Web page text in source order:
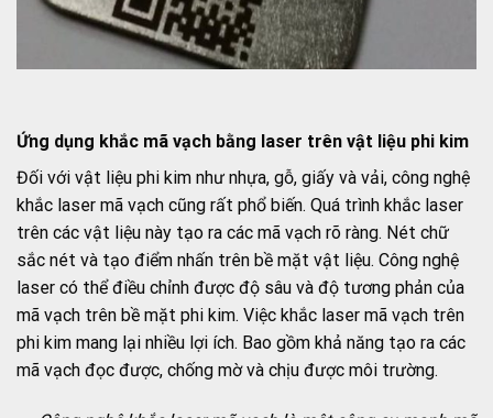
Ứng dụng khắc mã vạch bằng laser trên vật liệu phi kim
Đối với vật liệu phi kim như nhựa, gỗ, giấy và vải, công nghệ
khắc laser mã vạch cũng rất phổ biến. Quá trình khắc laser
trên các vật liệu này tạo ra các mã vạch rõ ràng. Nét chữ
sắc nét và tạo điểm nhấn trên bề mặt vật liệu. Công nghệ
laser có thể điều chỉnh được độ sâu và độ tương phản của
mã vạch trên bề mặt phi kim. Việc khắc laser mã vạch trên
phi kim mang lại nhiều lợi ích. Bao gồm khả năng tạo ra các
mã vạch đọc được, chống mờ và chịu được môi trường.